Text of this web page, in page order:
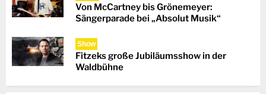
Von McCartney bis Grönemeyer:
Sängerparade bei „Absolut Musik“
Show
Fitzeks große Jubiläumsshow in der
Waldbühne